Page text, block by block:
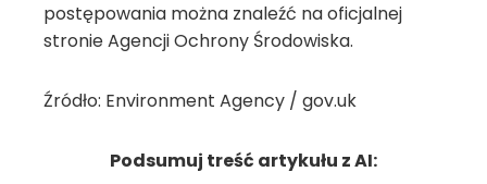
postępowania można znaleźć na oficjalnej
stronie Agencji Ochrony Środowiska.
Źródło: Environment Agency / gov.uk
Podsumuj treść artykułu z AI: